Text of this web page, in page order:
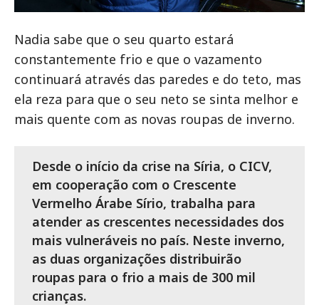
Nadia sabe que o seu quarto estará
constantemente frio e que o vazamento
continuará através das paredes e do teto, mas
ela reza para que o seu neto se sinta melhor e
mais quente com as novas roupas de inverno.
Desde o início da crise na Síria, o CICV,
em cooperação com o Crescente
Vermelho Árabe Sírio, trabalha para
atender as crescentes necessidades dos
mais vulneráveis no país. Neste inverno,
as duas organizações distribuirão
roupas para o frio a mais de 300 mil
crianças.